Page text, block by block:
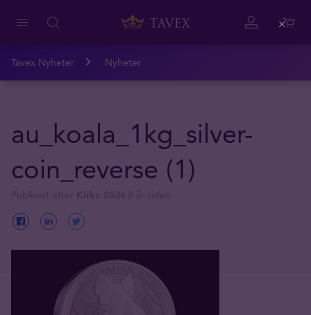
Tavex Nyheter Nyheter
au_koala_1kg_silver-
coin_reverse (1)
Close